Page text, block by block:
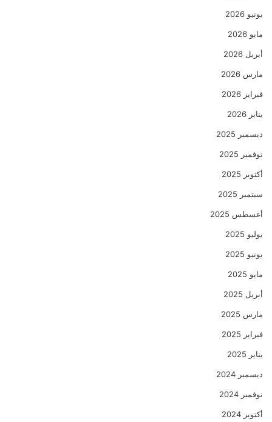
يونيو 2026
مايو 2026
أبريل 2026
مارس 2026
فبراير 2026
يناير 2026
ديسمبر 2025
نوفمبر 2025
أكتوبر 2025
سبتمبر 2025
أغسطس 2025
يوليو 2025
يونيو 2025
مايو 2025
أبريل 2025
مارس 2025
فبراير 2025
يناير 2025
ديسمبر 2024
نوفمبر 2024
أكتوبر 2024